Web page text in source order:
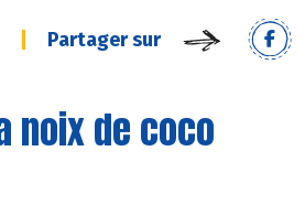
Partager sur
noix de coco